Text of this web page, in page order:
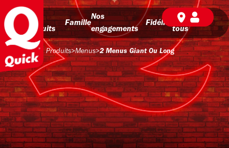
Nos
produits
Famille
Nos
engagements
Fidélité
BD pour
tous
Produits>Menus>2 Menus Giant Ou Long